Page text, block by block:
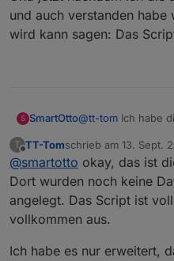
und auch verstanden
wird kann sagen: Das
S SmartOtto@tt-tom Ich habe
nspanel/
Und jetzt
hatte und auch
getriggert wird
T
Offline
TT-Tomschrieb am 13. Sept.
zuletzt editiert von
@smartotto okay, das ist
Dort wurden noch keine
angelegt. Das Script ist
vollkommen aus.
Ich habe es nur erweitert,